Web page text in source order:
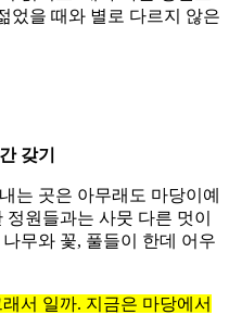
었을 때와 별로 다르지 않은
갖기
는 곳은 아무래도 마당이예
원들과는 사뭇 다른 멋이
무와 꽃, 풀들이 한데 어우
서 일까. 지금은 마당에서